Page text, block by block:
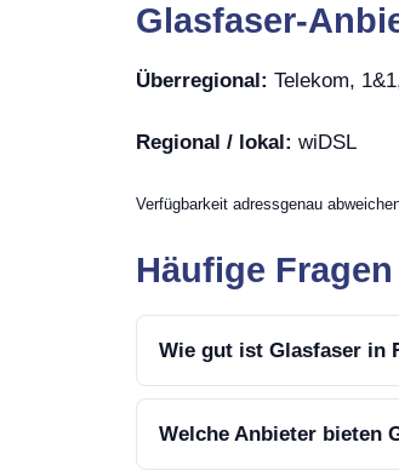
Glasfaser-
Überregional: Telekom,
Regional / lokal: wiDSL
Verfügbarkeit adressgenau
Häufige
Wie gut ist Glasfaser in
Welche Anbieter bieten